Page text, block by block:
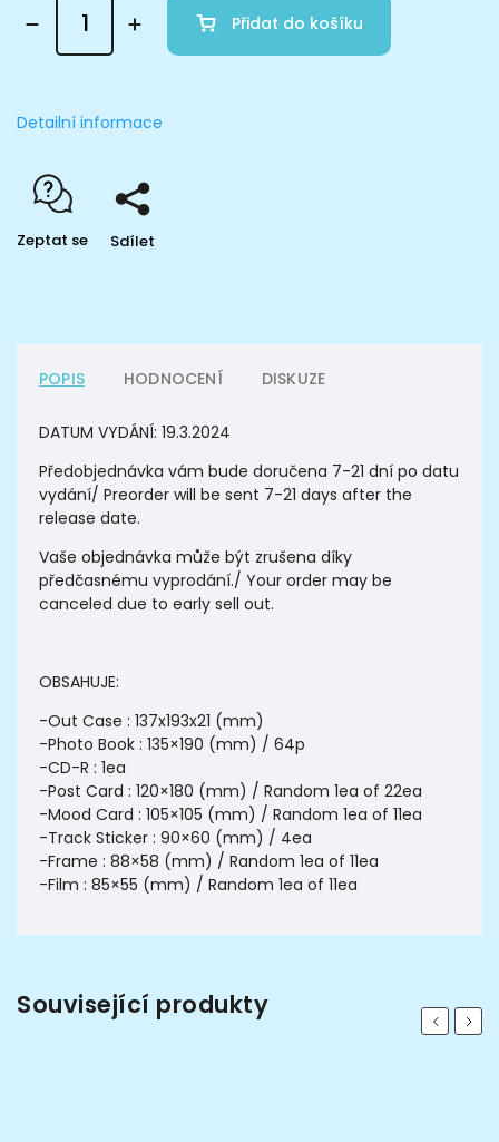
Přidat do košíku
Detailní informace
Zeptat se Sdílet
POPIS HODNOCENÍ DISKUZE
DATUM VYDÁNÍ: 19.3.2024
Předobjednávka vám bude doručena 7-21 dní po datu
vydání/ Preorder will be sent 7-21 days after the
release date.
Vaše objednávka může být zrušena díky
předčasnému vyprodání./ Your order may be
canceled due to early sell out.
OBSAHUJE:
-Out Case : 137x193x21 (mm)
-Photo Book : 135×190 (mm) / 64p
-CD-R : 1ea
-Post Card : 120×180 (mm) / Random 1ea of 22ea
-Mood Card : 105×105 (mm) / Random 1ea of 11ea
-Track Sticker : 90×60 (mm) / 4ea
-Frame : 88×58 (mm) / Random 1ea of 11ea
-Film : 85×55 (mm) / Random 1ea of 11ea
Související produkty Previous
Next